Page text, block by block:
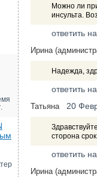
Можно ли
инсульта.
ответить
Ирина
Надежда,
ответить
Татьяна 20
сторона
ответить
Ирина